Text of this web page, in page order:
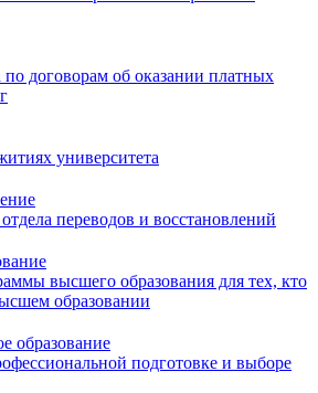
договорам об оказании платных
университета
переводов и восстановлений
высшего образования для тех, кто
образовании
образование
подготовке и выборе